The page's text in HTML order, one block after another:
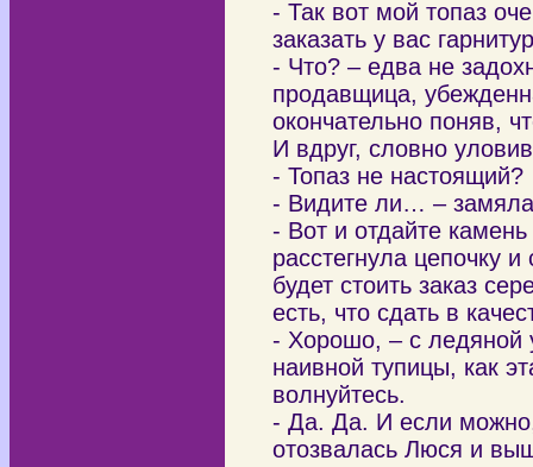
- Так вот мой топаз
заказать у вас
- Что? – едва не
продавщица,
окончательно поняв,
И вдруг, словно
- Топаз не настоящий?
- Видите ли… –
- Вот и отдайте
расстегнула цепочку
будет стоить заказ
есть, что сдать в
- Хорошо, – с ледяной
наивной тупицы, как
волнуйтесь.
- Да. Да. И если
отозвалась Люся и